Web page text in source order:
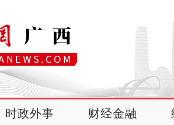
时政外事 财经金融